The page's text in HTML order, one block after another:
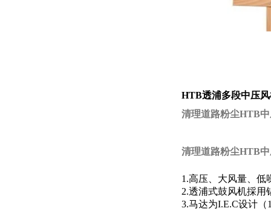
HTB透浦多段中压
清理道路粉尘HTB
清理道路粉尘HTB
1.高压、大风量、低
2.透浦式鼓风机採用
3.马达为I.E.C设计